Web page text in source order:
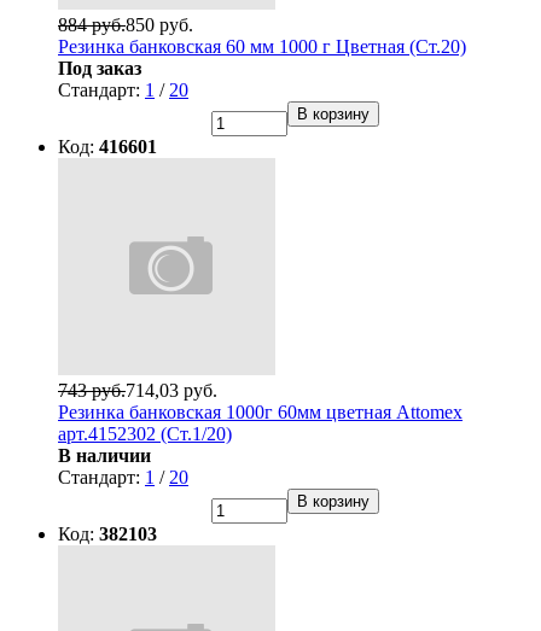
850 руб.
884 руб.
Резинка банковская 60 мм 1000 г Цветная (Ст.20)
Под заказ
Стандарт: 1 / 20
В корзину
Код: 416601
714,03 руб.
743 руб.
Резинка банковская 1000г 60мм цветная Attomex
арт.4152302 (Ст.1/20)
В наличии
Стандарт: 1 / 20
В корзину
Код: 382103